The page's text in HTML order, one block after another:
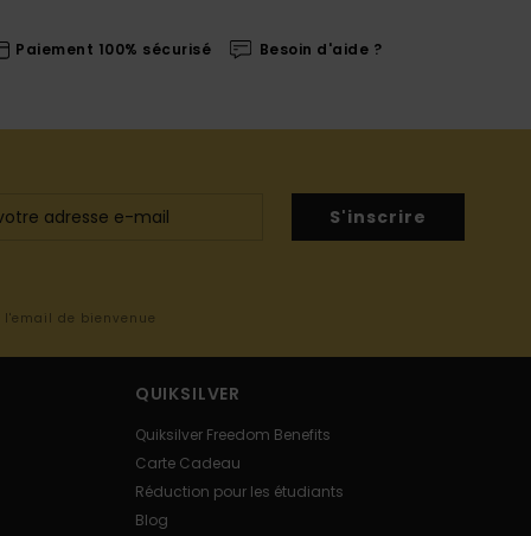
Paiement 100% sécurisé Besoin d'aide ?
S'inscrire
de bienvenue
QUIKSILVER
Quiksilver Freedom Benefits
Carte Cadeau
Réduction pour les étudiants
Blog